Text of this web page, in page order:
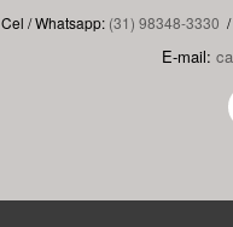
Cel / Whatsapp: (31) 98348-3330 /
E-mail: